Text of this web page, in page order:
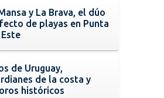
y La Brava, el dúo
de playas en Punta
de Uruguay,
de la costa y
históricos